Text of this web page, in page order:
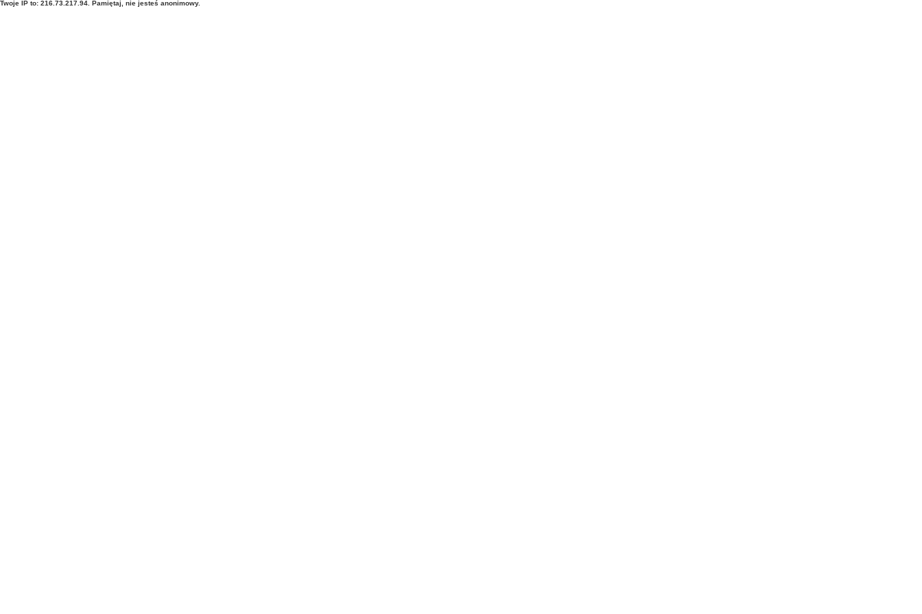
Twoje IP to: 216.73.217.94. Pamiętaj, nie jesteś anonimowy.